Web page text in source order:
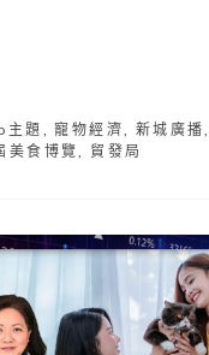
題,寵物經濟, 新城廣播
美食博覽, 貿發局